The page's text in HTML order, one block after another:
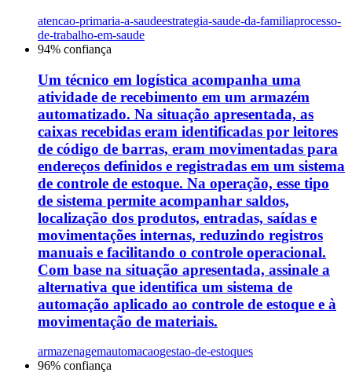
atencao-primaria-a-saudeestrategia-saude-da-familiaprocesso-
de-trabalho-em-saude
94% confiança
Um técnico em logística acompanha uma
atividade de recebimento em um armazém
automatizado. Na situação apresentada, as
caixas recebidas eram identificadas por leitores
de código de barras, eram movimentadas para
endereços definidos e registradas em um sistema
de controle de estoque. Na operação, esse tipo
de sistema permite acompanhar saldos,
localização dos produtos, entradas, saídas e
movimentações internas, reduzindo registros
manuais e facilitando o controle operacional.
Com base na situação apresentada, assinale a
alternativa que identifica um sistema de
automação aplicado ao controle de estoque e à
movimentação de materiais.
armazenagemautomacaogestao-de-estoques
96% confiança